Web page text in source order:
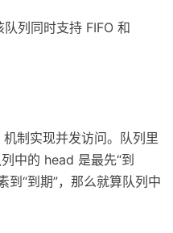
列同时支持 FIFO 和
制实现并发访问。队列里
中的 head 是最先“到
到“到期”，那么就算队列中